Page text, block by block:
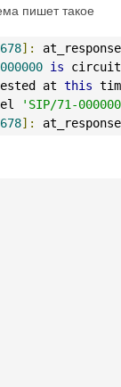
пишет такое
]: at_response
is circuit
at this
'SIP/71-
]: at_response